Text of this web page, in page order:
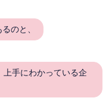
のと、
上手にわかっている企